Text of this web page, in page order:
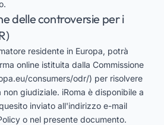
delle controversie per i
residente in Europa, potrà
online istituita dalla Commissione
consumers/odr/) per risolvere
giudiziale. iRoma è disponibile a
inviato all'indirizzo e-mail
o nel presente documento.